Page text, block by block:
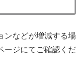
ンなどが増減する場
ージにてご確認くだ